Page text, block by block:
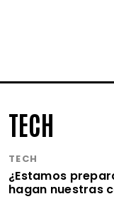
TECH
TECH
¿Estamos
hagan nuestras